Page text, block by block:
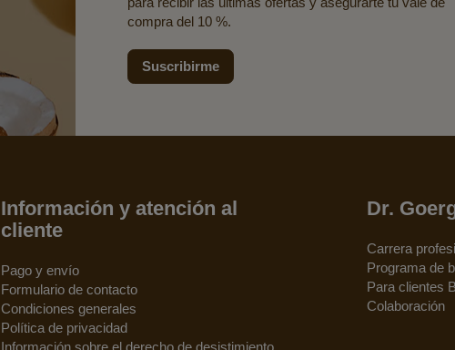
compra del 10 %.
Suscribirme
Información y atención al
cliente
Pago y envío
Formulario de contacto
Condiciones generales
Política de privacidad
Información sobre el derecho de desistimiento
Dr.
Carrera
Programa de
Para clientes
Colaboración